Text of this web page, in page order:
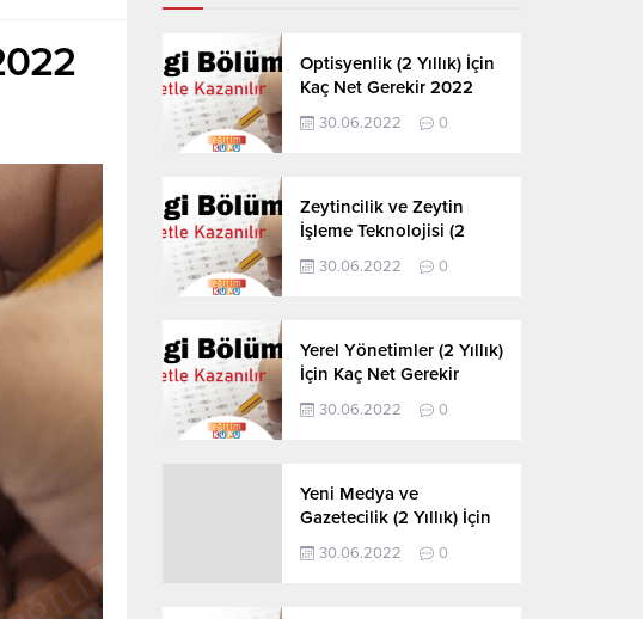
Optisyenlik (2 Yıllık) İçin
Kaç Net Gerekir 2022
30.06.2022 0
Zeytincilik ve Zeytin
İşleme Teknolojisi (2
Yıllık) İçin Kaç Net
Gerekir 2022
30.06.2022 0
Yerel Yönetimler (2 Yıllık)
İçin Kaç Net Gerekir
2022
30.06.2022 0
Yeni Medya ve
Gazetecilik (2 Yıllık) İçin
Kaç Net Gerekir 2022
30.06.2022 0